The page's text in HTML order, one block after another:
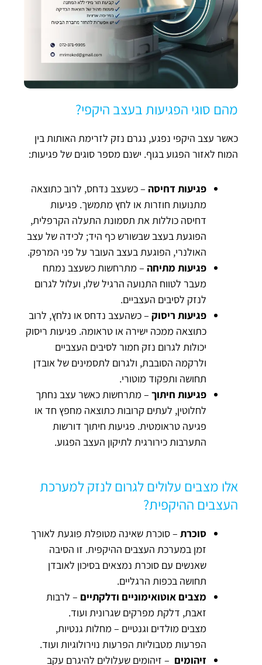
מהם סוגי הפגיעות בעצב היקפי?
כאשר עצב היקפי נפגע, נגרם נזק לזרימת האותות בין
המוח לאזור הפגוע בגוף. ישנם מספר סוגים של פגיעות:
פגיעות דחיסה – כשעצב נדחס, לרוב כתוצאה
מתנועות חוזרות או לחץ מתמשך. פגיעות
דחיסה כוללות את תסמונת התעלה הקרפלית,
הפוגעת בעצב שבשורש כף היד; לכידה של עצב
האולנרי, הפוגעת בעצב העובר על פני המרפק.
פגיעות מתיחה – מתרחשות כשעצב נמתח
מעבר לטווח התנועה הרגיל שלו, ועלול לגרום
לנזק לסיבים העצביים.
פגיעות ריסוק – כשהעצב נדחס או נלחץ, לרוב
כתוצאה ממכה ישירה או טראומה. פגיעות ריסוק
יכולות לגרום נזק חמור לסיבים העצביים
ולרקמה הסובבת, ולגרום לתסמינים של אובדן
תחושה ותפקוד מוטורי.
פגיעות חיתוך – מתרחשות כאשר עצב נחתך
לחלוטין, לעתים קרובות כתוצאה מחפץ חד או
פגיעה טראומטית. פגיעות חיתוך דורשות
התערבות כירורגית לתיקון העצב הפגוע.
אלו מצבים עלולים לגרום לנזק למערכת
העצבים ההיקפית?
סוכרת – סוכרת שאינה מטופלת פוגעת לאורך
זמן במערכת העצבים ההיקפית. זו הסיבה
שאנשים עם סוכרת נמצאים בסיכון לאובדן
תחושה בכפות הרגליים.
מצבים אוטואימוניים ודלקתיים – לרבות
זאבת, דלקת מפרקים שגרונית ועוד.
מצבים מולדים וגנטיים – מחלות גנטיות,
הפרעות מטבוליות הפרעות נוירולוגיות ועוד.
זיהומים – זיהומים שעלולים להיגרם עקב